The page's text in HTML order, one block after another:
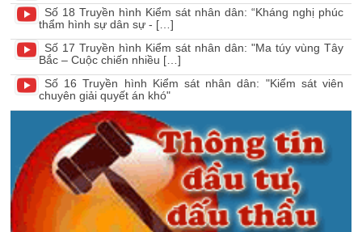
Số 18 Truyền hình Kiểm sát nhân dân: “Kháng nghị phúc
thẩm hình sự dân sự - […]
Số 17 Truyền hình Kiểm sát nhân dân: "Ma túy vùng Tây
Bắc – Cuộc chiến nhiều […]
Số 16 Truyền hình Kiểm sát nhân dân: "Kiểm sát viên
chuyên giải quyết án khó"